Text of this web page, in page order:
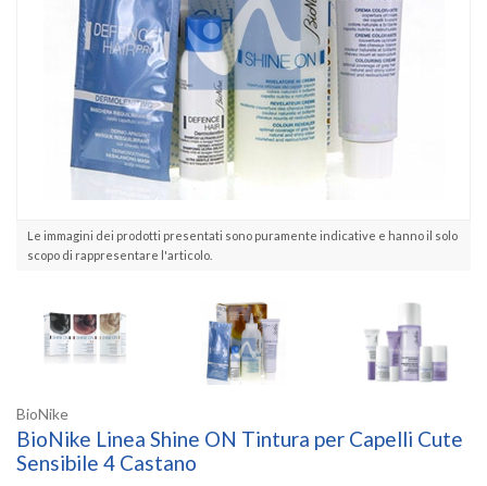
Le immagini dei prodotti presentati sono puramente indicative e hanno il solo
scopo di rappresentare l'articolo.
BioNike
BioNike Linea Shine ON Tintura per Capelli Cute
Sensibile 4 Castano